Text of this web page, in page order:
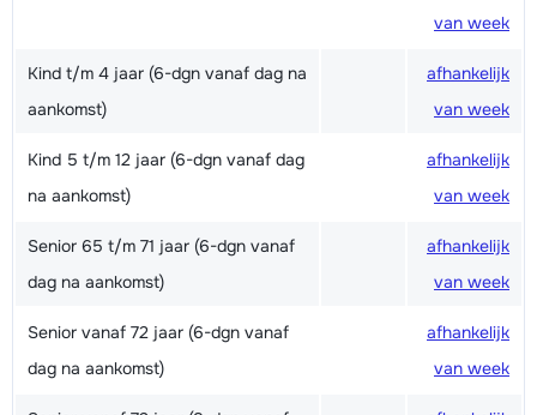
van week
Kind t/m 4 jaar (6-dgn vanaf dag na
aankomst)
afhankelijk
van week
Kind 5 t/m 12 jaar (6-dgn vanaf dag
na aankomst)
afhankelijk
van week
Senior 65 t/m 71 jaar (6-dgn vanaf
dag na aankomst)
afhankelijk
van week
Senior vanaf 72 jaar (6-dgn vanaf
dag na aankomst)
afhankelijk
van week